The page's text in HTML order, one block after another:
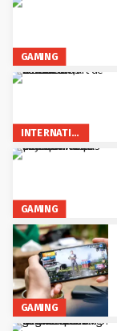
GAMING
INTERNATIONAL
GAMING
GAMING